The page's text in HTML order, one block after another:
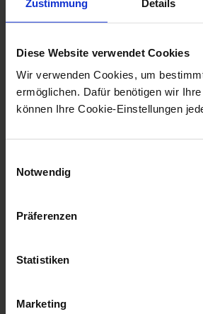
Zustimmung Details
Diese Website verwendet Cookies
Wir verwenden Cookies, um
ermöglichen. Dafür benötigen wir
können Ihre Cookie-Einstellungen
Notwendig
Präferenzen
Statistiken
Marketing
Kristine Weyland
Telefon
+352 2704-8777